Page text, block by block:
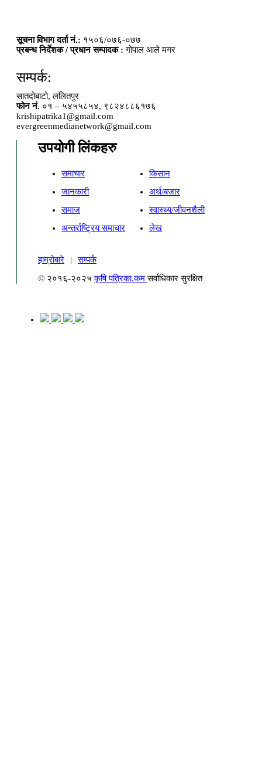
सूचना विभाग दर्ता नं.: १५०६/०७६-०७७
प्रबन्ध निर्देशक / प्रधान सम्पादक : गोपाल आले मगर
सम्पर्क:
सातदोबाटो, ललितपुर
फोन नं. ०१ – ५४५५८५४, ९८२४८८६१७६
krishipatrika1@gmail.com
evergreenmedianetwork@gmail.com
उपयोगी लिंकहरु
समाचार
किसान
जानकारी
अर्थ/बजार
समाज
स्वास्थ्य/जीवनशैली
अन्तर्राष्ट्रिय समाचार
लेख
हाम्रोबारे |
सम्पर्क
© २०१६-२०२५कृषि पत्रिका.कमसर्वाधिकार सुरक्षित